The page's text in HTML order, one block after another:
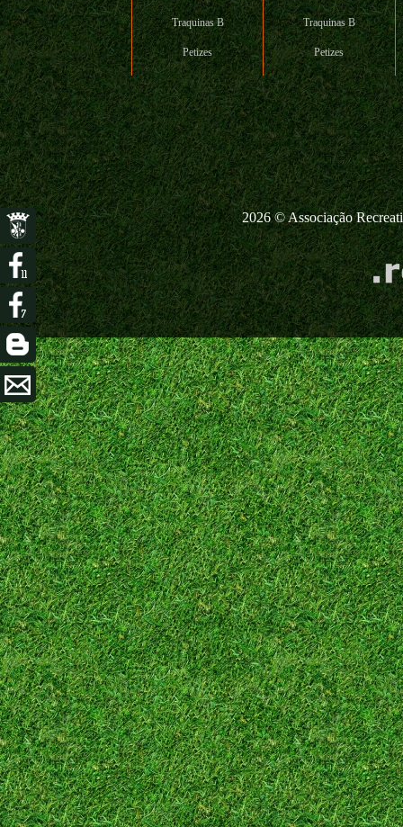
Traquinas B
Petizes
Traquinas B
Petizes
2026 © Associação